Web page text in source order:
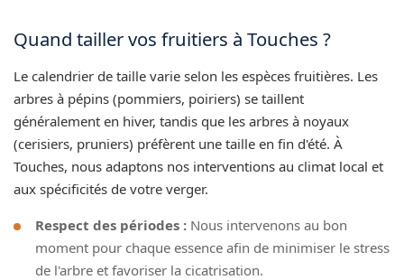
Quand tailler vos fruitiers à Touches ?
Le calendrier de taille varie selon les espèces fruitières. Les
arbres à pépins (pommiers, poiriers) se taillent
généralement en hiver, tandis que les arbres à noyaux
(cerisiers, pruniers) préfèrent une taille en fin d'été. À
Touches, nous adaptons nos interventions au climat local et
aux spécificités de votre verger.
Respect des périodes : Nous intervenons au bon
moment pour chaque essence afin de minimiser le stress
de l'arbre et favoriser la cicatrisation.